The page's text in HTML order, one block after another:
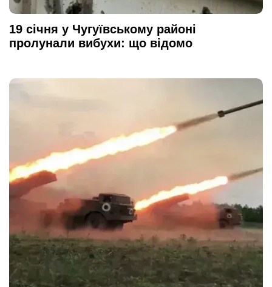
19 січня у Чугуївському районі
пролунали вибухи: що відомо